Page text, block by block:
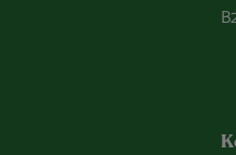
bosshammerschhof/
www.tiktok.com/
https://whatsapp.com/channel/